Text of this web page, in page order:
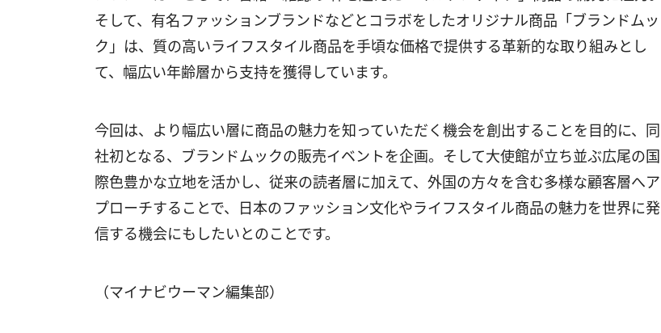
そして、有名ファッションブランドなどとコラボをしたオリジナル商品「ブランドムッ
ク」は、質の高いライフスタイル商品を手頃な価格で提供する革新的な取り組みとし
て、幅広い年齢層から支持を獲得しています。
今回は、より幅広い層に商品の魅力を知っていただく機会を創出することを目的に、同
社初となる、ブランドムックの販売イベントを企画。そして大使館が立ち並ぶ広尾の国
際色豊かな立地を活かし、従来の読者層に加えて、外国の方々を含む多様な顧客層へア
プローチすることで、日本のファッション文化やライフスタイル商品の魅力を世界に発
信する機会にもしたいとのことです。
（マイナビウーマン編集部）